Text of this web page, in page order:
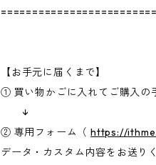
【お手元に届くまで】
① 買い物かごに入れてご購入の
↓
② 専用フォーム（https://
データ・カスタム内容をお送り